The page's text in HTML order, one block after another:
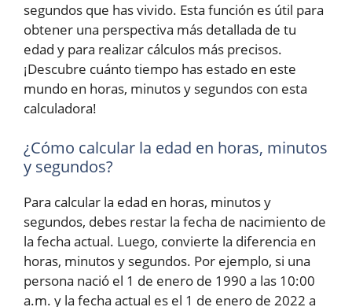
segundos que has vivido. Esta función es útil para
obtener una perspectiva más detallada de tu
edad y para realizar cálculos más precisos.
¡Descubre cuánto tiempo has estado en este
mundo en horas, minutos y segundos con esta
calculadora!
¿Cómo calcular la edad en horas, minutos
y segundos?
Para calcular la edad en horas, minutos y
segundos, debes restar la fecha de nacimiento de
la fecha actual. Luego, convierte la diferencia en
horas, minutos y segundos. Por ejemplo, si una
persona nació el 1 de enero de 1990 a las 10:00
a.m. y la fecha actual es el 1 de enero de 2022 a